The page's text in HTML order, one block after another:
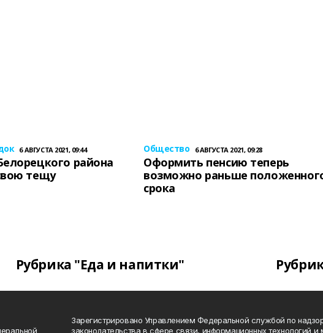
6 АВГУСТА 2021, 09:44
района
тещу
Общество 6 АВГУСТА 2021, 09:28
Оформить пенсию теперь
возможно раньше
срока
Рубрика "Еда и напитки"
Зарегистрировано Управлением Федеральной службой по
законодательства в сфере связи, информационных технологий и